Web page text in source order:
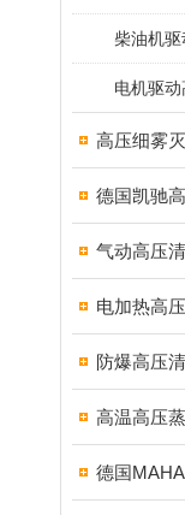
柴油机
电机驱动
高压细雾
气动高压
电加热高
防爆高压
高温高压
德国